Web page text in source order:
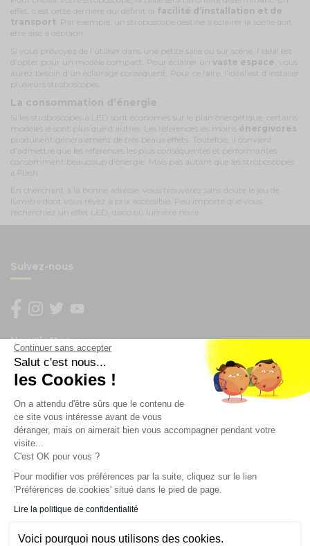
Continuer sans accepter
Salut c'est nous...
les Cookies !
On a attendu d'être sûrs que le contenu de
ce site vous intéresse avant de vous
déranger, mais on aimerait bien vous accompagner pendant votre
visite...
C'est OK pour vous ?
Pour modifier vos préférences par la suite, cliquez sur le lien
'Préférences de cookies' situé dans le pied de page.
Lire la politique de confidentialité
Voici pourquoi nous utilisons des cookies.
effet, c’est cette dernière qui définit la facilité d’installation et de
transport . Par exemple, un stroboscope destiné à éclairer la scène doit
être aisé à déplacer.
Si vous prévoyez de l’utiliser dans une petite salle ou sur scène, l’idéal est
d’opter pour un modèle compact. Pour éclairer un vaste espace , vous
aurez besoin d’un éclairage conséquent. Pour ce faire, l’idéal est d’installer
plusieurs stroboscopes.
La consommation d’énergie
Si les stroboscopes à LED sont économes sur le plan énergétique, certains
modèles le sont plus que d’autres. Les références les moins énergivores
produisent généralement de très beaux effets. Toutefois, il convient
d’admettre que les références les plus conséquentes et performantes
consomment beaucoup d’énergie. Mais pas autant que les stroboscopes
à Flash.
En cherchant à la bonne adresse, vous trouverez sans doute le jeu de
lumière dont vous rêvez à prix accessible. Peu importe que vous
recherchiez un effet LED, disco ou lumière noire.
Suivez-nous
Newsletter
Enregistrez vous à la newsletter
Restez à l'actualité sur nos produits et les offres du
moment
NOS SERVICES
INFORMATIONS